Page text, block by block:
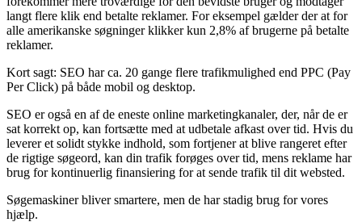
langt flere klik end betalte reklamer. For eksempel gælder der at for
alle amerikanske søgninger klikker kun 2,8% af brugerne på betalte
reklamer.
Kort sagt: SEO har ca. 20 gange flere trafikmulighed end PPC (Pay
Per Click) på både mobil og desktop.
SEO er også en af de eneste online marketingkanaler, der, når de er
sat korrekt op, kan fortsætte med at udbetale afkast over tid. Hvis du
leverer et solidt stykke indhold, som fortjener at blive rangeret efter
de rigtige søgeord, kan din trafik forøges over tid, mens reklame har
brug for kontinuerlig finansiering for at sende trafik til dit websted.
Søgemaskiner bliver smartere, men de har stadig brug for vores
hjælp.